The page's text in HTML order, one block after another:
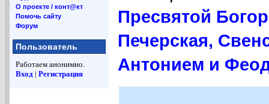
О проекте / конт@кт
Помочь сайту
Форум
Пользователь
Работаем анонимно.
Вход | Регистрация
Пресвятой
Печерская,
Антонием и